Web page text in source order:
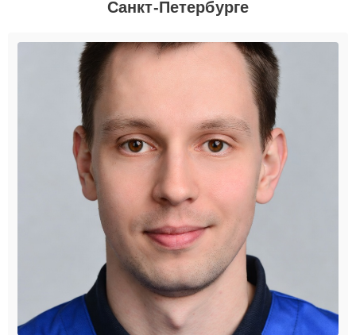
Санкт-Петербурге